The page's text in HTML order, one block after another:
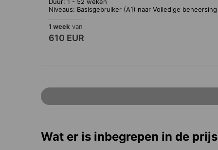
Niveaus: Basisgebruiker (A1) naar Volledige beheersing
1 week van
610 EUR
Wat er is inbegrepen in de prijs